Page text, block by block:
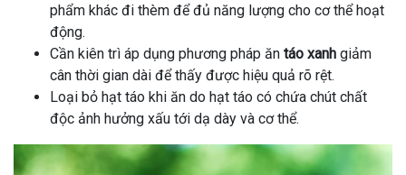
phẩm khác đi thèm để đủ năng lượng cho cơ thể hoạt
động.
Cần kiên trì áp dụng phương pháp ăn táo xanh giảm
cân thời gian dài để thấy được hiệu quả rõ rệt.
Loại bỏ hạt táo khi ăn do hạt táo có chứa chút chất
độc ảnh hưởng xấu tới dạ dày và cơ thể.